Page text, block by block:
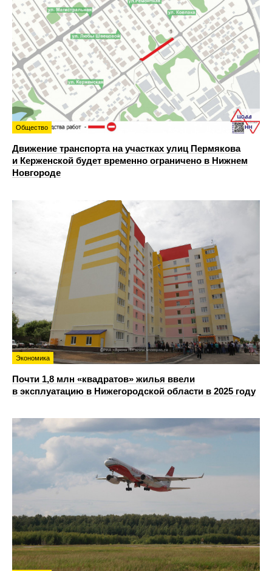
Общество
Движение транспорта на участках улиц Пермякова
и Керженской будет временно ограничено в Нижнем
Новгороде
Экономика
Почти 1,8 млн «квадратов» жилья ввели
в эксплуатацию в Нижегородской области в 2025 году